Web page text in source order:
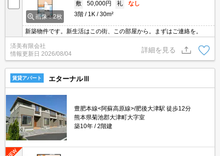
画像：2枚
敷 50,000円 礼
なし
3階
1K 30m²
新築物件です。新生活はこの街、この部屋から。まずはご連絡を。
済美有限会社
情報更新日 2026/08/04
詳細を見る
賃貸アパート エターナルⅢ
豊肥本線<阿蘇高原線>/肥後大津駅 徒歩12分
熊本県菊池郡大津町大字室
築10年
2階建